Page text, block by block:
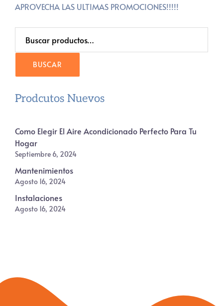
APROVECHA LAS ULTIMAS PROMOCIONES!!!!!
Por:
BUSCAR
Prodcutos Nuevos
Como Elegir El Aire Acondicionado Perfecto Para Tu
Hogar
Septiembre 6, 2024
Mantenimientos
Agosto 16, 2024
Instalaciones
Agosto 16, 2024